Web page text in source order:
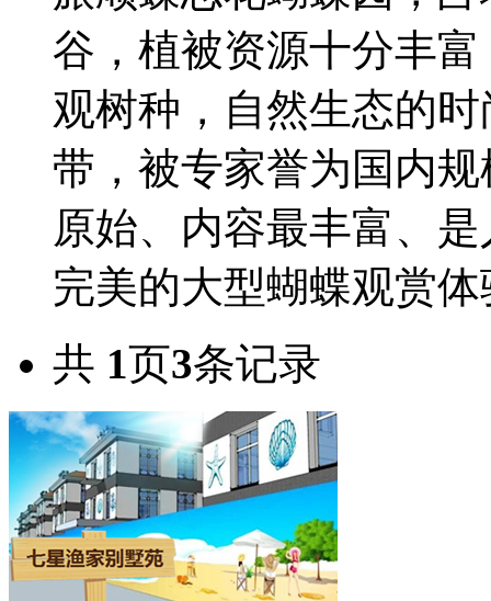
谷，植被资源十分丰
观树种，自然生态的
带，被专家誉为国内
原始、内容最丰富、
完美的大型蝴蝶观赏
共 1页3条记录